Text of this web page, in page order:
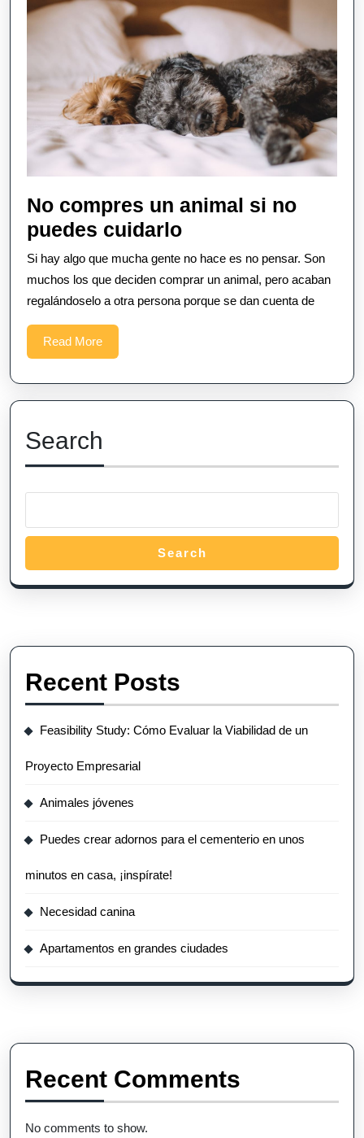
No compres un animal si no
puedes cuidarloNo
compres
un
animal
cuidarlo
Si hay algo que mucha gente no hace es no pensar. Son
muchos los que deciden comprar un animal, pero acaban
regalándoselo a otra persona porque se dan cuenta de
Read MoreRead
More
Search
Search
Recent Posts
Feasibility Study: Cómo Evaluar la Viabilidad de un
Proyecto Empresarial
Animales jóvenes
Puedes crear adornos para el cementerio en unos
minutos en casa, ¡inspírate!
Necesidad canina
Apartamentos en grandes ciudades
Recent Comments
No comments to show.